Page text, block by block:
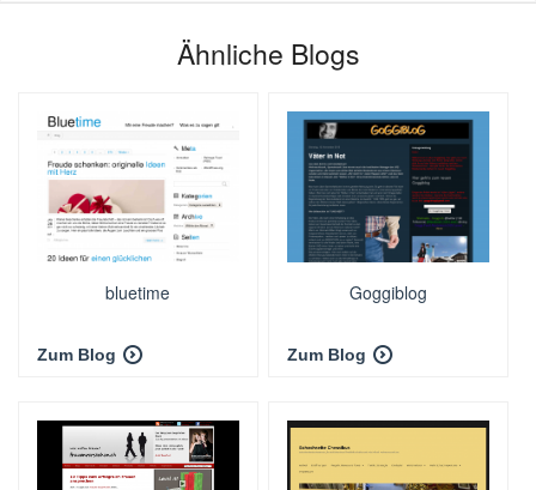
Ähnliche Blogs
bluetime
Zum Blog
Goggiblog
Zum Blog